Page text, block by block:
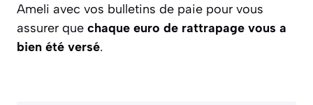
Ameli avec vos bulletins de paie pour vous
assurer que chaque euro de rattrapage vous a
bien été versé.